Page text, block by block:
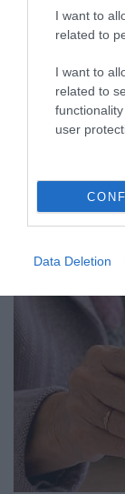
I want to
related to
I want to
related to
user
Data Deletion